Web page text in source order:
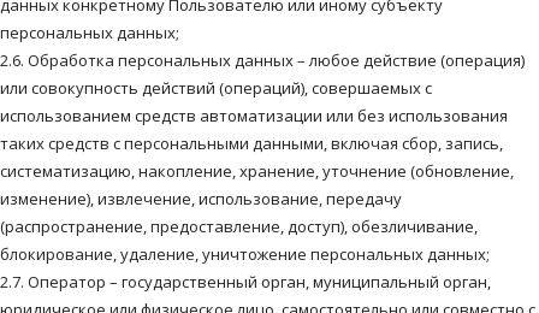
данных конкретному Пользователю или иному субъекту
персональных данных;
2.6. Обработка персональных данных – любое действие (операция)
или совокупность действий (операций), совершаемых с
использованием средств автоматизации или без использования
таких средств с персональными данными, включая сбор, запись,
систематизацию, накопление, хранение, уточнение (обновление,
изменение), извлечение, использование, передачу
(распространение, предоставление, доступ), обезличивание,
блокирование, удаление, уничтожение персональных данных;
2.7. Оператор – государственный орган, муниципальный орган,